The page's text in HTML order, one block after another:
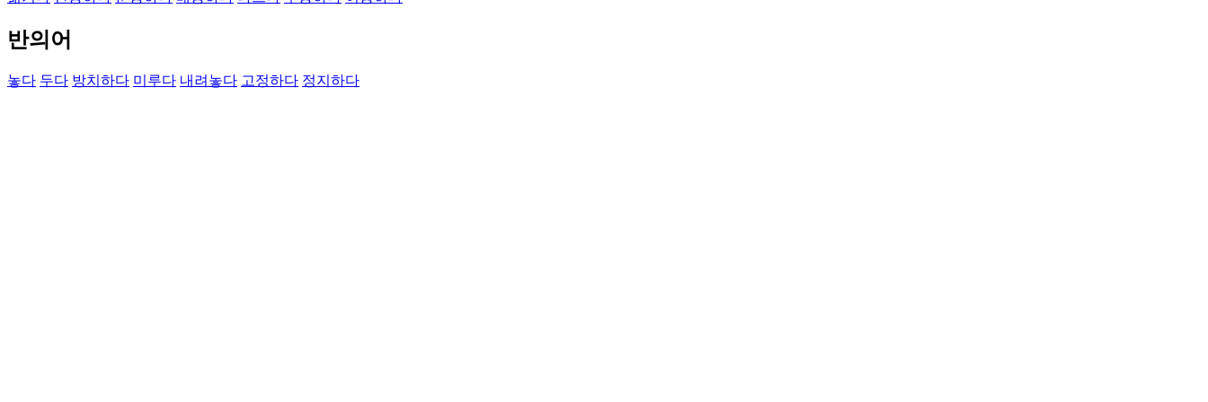
반의어
놓다 두다 방치하다 미루다 내려놓다 고정하다 정지하다